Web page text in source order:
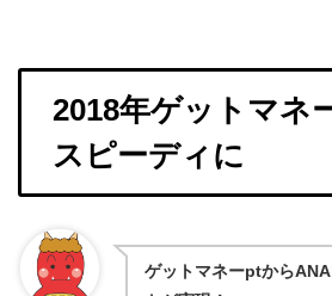
2018年ゲットマネ
スピーディに
ゲットマネーptから